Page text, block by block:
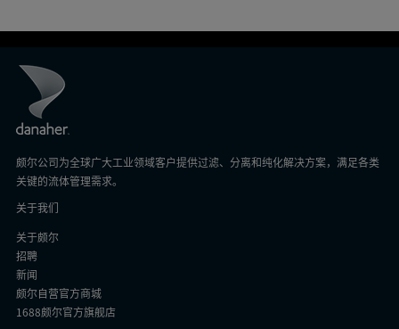
颇尔公司为全球广大工业领域客户提供过滤、分离和纯化解决方案，满足各类
关键的流体管理需求。
关于我们
关于颇尔
招聘
新闻
颇尔自营官方商城
1688颇尔官方旗舰店